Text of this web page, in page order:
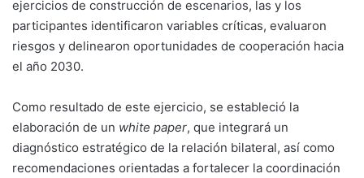
ejercicios de construcción de escenarios, las y los
participantes identificaron variables críticas, evaluaron
riesgos y delinearon oportunidades de cooperación hacia
el año 2030.
Como resultado de este ejercicio, se estableció la
elaboración de un white paper, que integrará un
diagnóstico estratégico de la relación bilateral, así como
recomendaciones orientadas a fortalecer la coordinación